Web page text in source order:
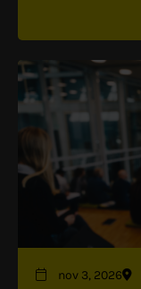
nov 3, 2026